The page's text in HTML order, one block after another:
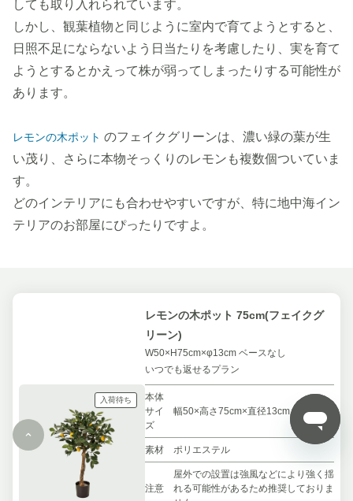
しても取り入れられています。
しかし、観葉植物と同じように室内で育てようとすると、
日照不足にならないよう日当たりを考慮したり、実を育て
ようとするとかえって株が弱ってしまったりする可能性が
あります。
レモンの木ポット のフェイクグリーンは、濃い緑の葉が生
い茂り、さらに本物そっくりのレモンも複数個ついていま
す。
どのインテリアにも合わせやすいですが、特に地中海イン
テリアのお部屋にぴったりですよ。
入荷待ち
レモンの木ポット 75cm(フェイクグ
リーン)
W50×H75cm×φ13cm ベースなし
いつでも返せるプラン
本体
サイ
ズ
幅50×高さ75cm×直径13cm
素材 ポリエステル
注意
屋外での設置は強風などにより強く揺
れる可能性があるため推奨しておりま